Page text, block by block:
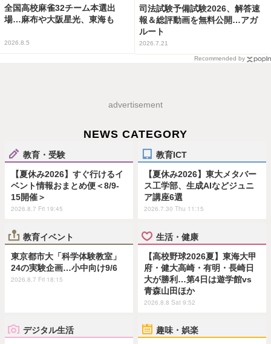
全国高校麻雀32チーム本選出
場…麻布や大阪星光、東海も
2026.8.5
司法試験予備試験2026、解答速
報＆総評動画を無料公開…アガ
ルート
2026.7.21
Recommended by
advertisement
NEWS CATEGORY
教育・受験
【夏休み2026】すぐ行けるイ
ベント情報おまとめ便＜8/9-
15開催＞
2026.8.7 Fri 19:45
教育ICT
【夏休み2026】東大メタバー
ス工学部、生成AIなどジュニ
ア講座6選
2026.7.30 Thu 11:15
教育イベント
東京都市大「科学体験教室」
24の実験企画…小中向け9/6
2026.8.7 Fri 18:15
生活・健康
【高校野球2026夏】東海大甲
府・健大高崎・有明・長崎日
大が勝利…第4日は遊学館vs
青森山田ほか
2026.8.8 Sat 9:52
デジタル生活 趣味・娯楽